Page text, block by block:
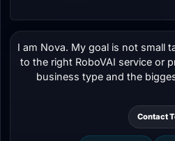
تساعد على استخراج نتائج
I am Nova. My goal is not small
to the right RoboVAI service or
business type and the
Contact